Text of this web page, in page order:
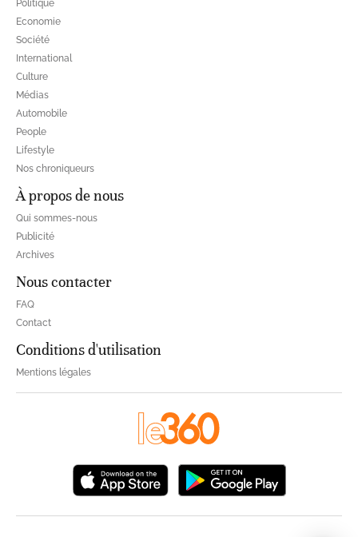
Politique
Economie
Société
International
Culture
Médias
Automobile
People
Lifestyle
Nos chroniqueurs
À propos de nous
Qui sommes-nous
Publicité
Archives
Nous contacter
FAQ
Contact
Conditions d'utilisation
Mentions légales